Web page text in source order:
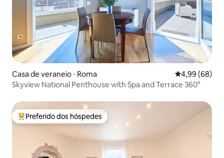
Casa de veraneio ⋅ Roma 4,99 de uma
4,99 (68)
Skyview National Penthouse with Spa and Terrace 360°
Entre os melhores preferidos dos hóspedes
Preferido dos hóspedes